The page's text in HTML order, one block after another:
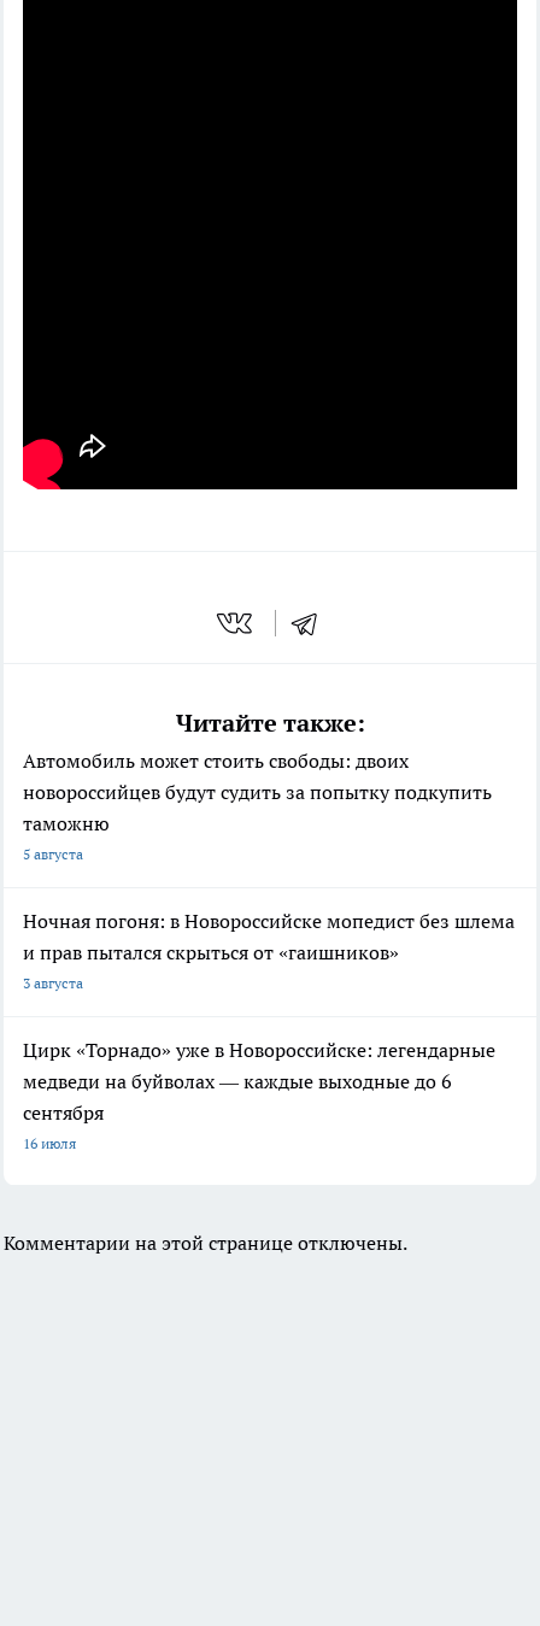
Читайте также:
Автомобиль может стоить свободы: двоих
новороссийцев будут судить за попытку подкупить
таможню
5 августа
Ночная погоня: в Новороссийске мопедист без шлема
и прав пытался скрыться от «гаишников»
3 августа
Цирк «Торнадо» уже в Новороссийске: легендарные
медведи на буйволах — каждые выходные до 6
сентября
16 июля
Комментарии на этой странице отключены.